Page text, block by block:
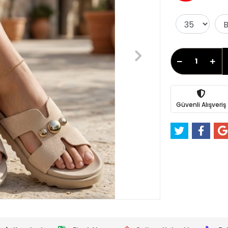
Güvenli Alışveriş